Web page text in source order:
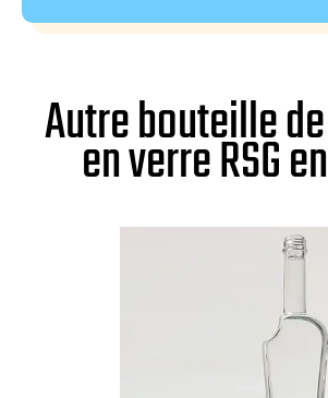
Autre bouteille
en verre RSG